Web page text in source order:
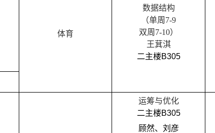
体育
数据结构
（单周 7-9
双周 7-10）
王萁淇
二主楼B305
运筹与优化
二主楼B305
顾然、 刘彦